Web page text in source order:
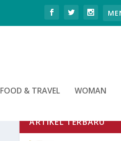
FOOD & TRAVEL WOMAN
ARTIKEL TERBARU